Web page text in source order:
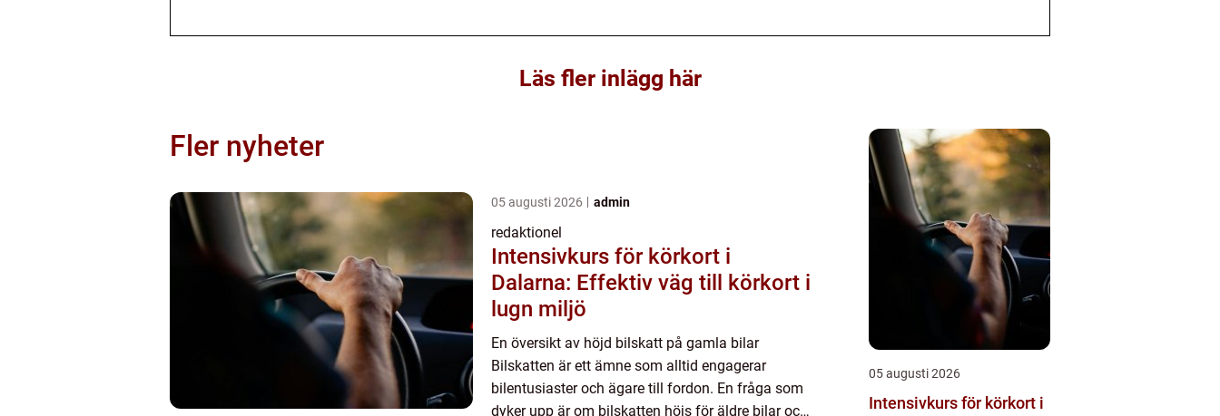
Läs fler inlägg här
Fler nyheter
05 augusti 2026 admin
redaktionel
Intensivkurs för körkort i
Dalarna: Effektiv väg till körkort i
lugn miljö
En översikt av höjd bilskatt på gamla bilar
Bilskatten är ett ämne som alltid engagerar
bilentusiaster och ägare till fordon. En fråga som
dyker upp är om bilskatten höjs för äldre bilar och
05 augusti 2026
Intensivkurs för körkort i